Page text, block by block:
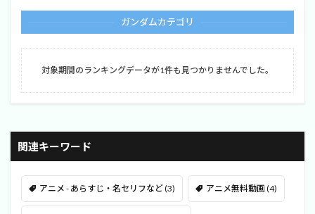
ガンダムカテゴリ
対象期間のランキングデータが1件も見つかりませんでした。
関連キーワード
アニメ - あらすじ・名セリフなど(3) アニメ無料動画 (4)